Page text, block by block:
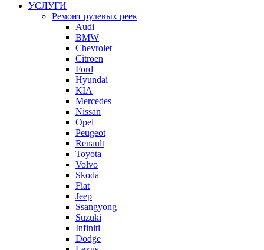
УСЛУГИ
Ремонт рулевых реек
Audi
BMW
Chevrolet
Citroen
Ford
Hyundai
KIA
Mercedes
Nissan
Opel
Peugeot
Renault
Toyota
Volvo
Skoda
Fiat
Jeep
Ssangyong
Suzuki
Infiniti
Dodge